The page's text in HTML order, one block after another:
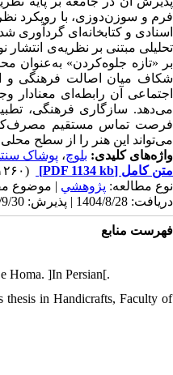
فرم و سوزن‌دوزی، با رویکرد
اسنادی و کتابخانه‌ای
تحلیلی مبتنی بر نظریه‌ی
بر «تازه‌ جلوه‌کردن» به‌عنوان
شکاف میان اصالت فرهنگی و
اجتماعی آن رابطه‌ای معنادار
می‌دهد. سازگاری فرهنگی،
فرصت تماس مستقیم
می‌تواند این هنر را از سطح
واژه‌های کلیدی: بلوچ، پوشاک
متن کامل [PDF 1134 kb]
(۱۲۶۰ دریافت)
نوع مطالعه: پژوهشي | موضوع
دریافت: 1404/8/28 | پذیرش: 1404/9/30 | انتشار: 1404/10/9
فهرست منابع
Homa. ]In Persian[.
thesis in Handicrafts, Faculty of